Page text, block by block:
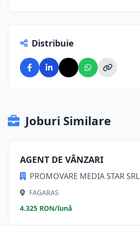
Distribuie
Joburi Similare
AGENT DE VÂNZARI
PROMOVARE MEDIA STAR SRL
FAGARAS
4.325 RON/lună